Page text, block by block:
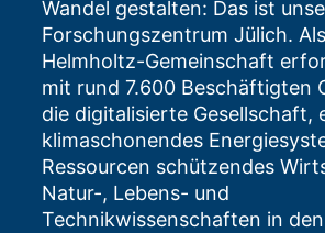
Wandel gestalten: Das ist
Forschungszentrum Jülich.
Helmholtz-Gemeinschaft
mit rund 7.600 Beschäftigten
die digitalisierte Gesellschaft,
klimaschonendes
Ressourcen schützendes
Natur-, Lebens- und
Technikwissenschaften in